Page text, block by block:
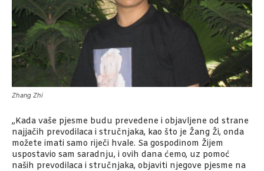
Zhang Zhi
„Kada vaše pjesme budu prevedene i objavljene od strane
najjačih prevodilaca i stručnjaka, kao što je Žang Ži, onda
možete imati samo riječi hvale. Sa gospodinom Žijem
uspostavio sam saradnju, i ovih dana ćemo, uz pomoć
naših prevodilaca i stručnjaka, objaviti njegove pjesme na